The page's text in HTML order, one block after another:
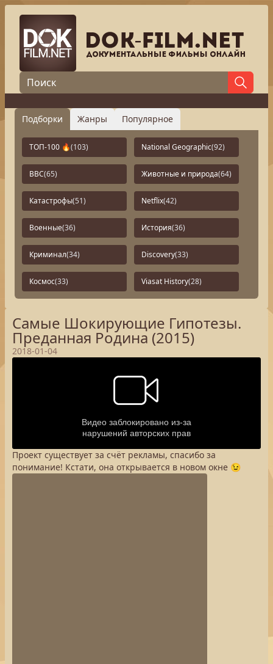
Подборки Жанры Популярное
ТОП-100 🔥(103) National Geographic(92)
BBC(65) Животные и природа(64)
Катастрофы(51) Netflix(42)
Военные(36) История(36)
Криминал(34) Discovery(33)
Космос(33) Viasat History(28)
Самые Шокирующие Гипотезы.
Преданная Родина (2015)
2018-01-04
Проект существует за счёт рекламы, спасибо за
понимание! Кстати, она открывается в новом окне 😉